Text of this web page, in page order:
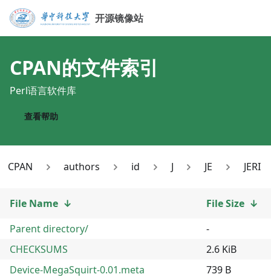
开源镜像站
CPAN的文件索引
Perl语言软件库
查看帮助
CPAN authors id J JE JERI
File Name ↓ File Size ↓
Parent directory/
-
CHECKSUMS
2.6 KiB
Device-MegaSquirt-0.01.meta
739 B